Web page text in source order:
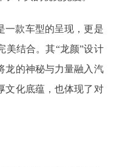
一款车型的呈现，更是
美结合。其“龙颜”设计
龙的神秘与力量融入汽
文化底蕴，也体现了对